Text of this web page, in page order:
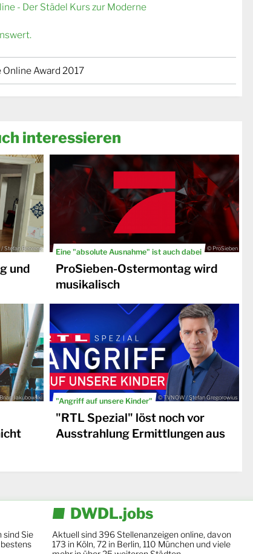
- Der Städel Kurs zur Moderne
Award 2017
interessieren
/ Stefan Behrens
und
Eine "absolute Ausnahme" ist auch dabei © ProSieben
ProSieben-Ostermontag wird
musikalisch
Jakubowski "Angriff auf unsere Kinder" © TVNOW / Stefan Gregorowius
"RTL Spezial" löst noch vor
Ausstrahlung Ermittlungen aus
sind Sie
DWDL.jobs
Aktuell sind 396 Stellenanzeigen online, davon
173 in Köln, 72 in Berlin, 110 München und viele